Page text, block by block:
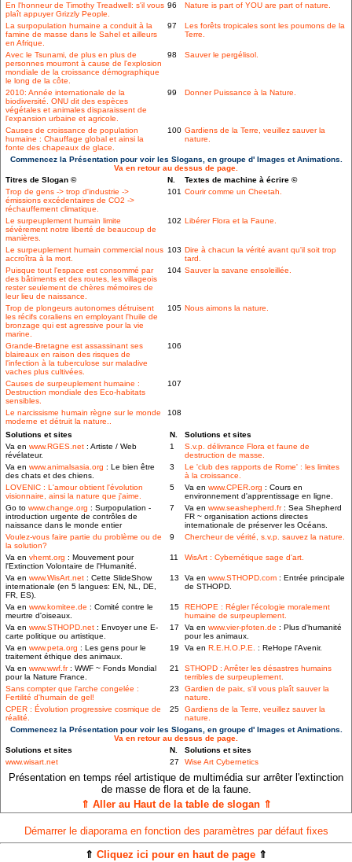
En l'honneur de Timothy Treadwell: s'il vous
plaît appuyer Grizzly People.
96 Nature is part of YOU are part of nature.
La surpopulation humaine a conduit à la
famine de masse dans le Sahel et ailleurs
en Afrique.
97
Les forêts tropicales sont les poumons de la
Terre.
Avec le Tsunami, de plus en plus de
personnes mourront à cause de l'explosion
mondiale de la croissance démographique
le long de la côte.
98 Sauver le pergélisol.
2010: Année internationale de la
biodiversité. ONU dit des espèces
végétales et animales disparaissent de
l'expansion urbaine et agricole.
99 Donner Puissance à la Nature.
Causes de croissance de population
humaine : Chauffage global et ainsi la
fonte des chapeaux de glace.
100 Gardiens de la Terre, veuillez sauver la
nature.
Commencez la Présentation pour voir les Slogans, en groupe d' Images et Animations.
Va en retour au dessus de page.
Titres de Slogan ©
N.
Textes de machine à écrire ©
Trop de gens -> trop d'industrie ->
émissions excédentaires de CO2 ->
réchauffement climatique.
101 Courir comme un Cheetah.
Le surpeuplement humain limite
sévèrement notre liberté de beaucoup de
manières.
102 Libérer Flora et la Faune.
Le surpeuplement humain commercial nous
accroîtra à la mort.
103 Dire à chacun la vérité avant qu'il soit trop
tard.
Puisque tout l'espace est consommé par
des bâtiments et des routes, les villageois
rester seulement de chères mémoires de
leur lieu de naissance.
104 Sauver la savane ensoleillée.
Trop de plongeurs autonomes détruisent
les récifs coraliens en employant l'huile de
bronzage qui est agressive pour la vie
marine.
105 Nous aimons la nature.
Grande-Bretagne est assassinant ses
blaireaux en raison des risques de
l'infection à la tuberculose sur maladive
vaches plus cultivées.
106
Causes de surpeuplement humaine :
Destruction mondiale des Eco-habitats
sensibles.
107
Le narcissisme humain règne sur le monde
moderne et détruit la nature..
108
Solutions et sites N.
Solutions et sites
Va en www.RGES.net : Artiste / Web
révélateur.
1
S.v.p. délivrance Flora et faune de
destruction de masse.
Va en www.animalsasia.org : Le bien être
des chats et des chiens.
3
Le 'club des rapports de Rome' : les limites
à la croissance.
LOVENIC : L'amour obtient l'évolution
visionnaire, ainsi la nature que j'aime.
5 Va en www.CPER.org : Cours en
environnement d'apprentissage en ligne.
Go to www.change.org : Surpopulation -
introduction urgente de contrôles de
naissance dans le monde entier
7 Va en www.seashepherd.fr: Sea Shepherd
FR ~ organisation actions directes
internationale de préserver les Océans.
Voulez-vous faire partie du problème ou de
la solution?
9 Chercheur de vérité, s.v.p. sauvez la nature.
Va en vhemt.org : Mouvement pour
l'Extinction Volontaire de l'Humanité.
11 WisArt : Cybernétique sage d'art.
Va en www.WisArt.net : Cette SlideShow
internationale (en 5 langues: EN, NL, DE,
FR, ES).
13 Va en www.STHOPD.com : Entrée principale
de STHOPD.
Va en www.komitee.de : Comité contre le
meurtre d'oiseaux.
15
REHOPE : Régler l'écologie moralement
humaine de surpeuplement.
Va en www.STHOPD.net : Envoyer une E-
carte politique ou artistique.
17 Va en www.vier-pfoten.de : Plus d'humanité
pour les animaux.
Va en www.peta.org : Les gens pour le
traitement éthique des animaux.
19 Va en R.E.H.O.P.E. : ReHope l'Avenir.
Va en www.wwf.fr: WWF ~ Fonds Mondial
pour la Nature France.
21
STHOPD : Arrêter les désastres humains
terribles de surpeuplement.
Sans compter que l'arche congelée :
Fertilité d'humain de gel!
23
Gardien de paix, s'il vous plaît sauver la
nature.
CPER : Évolution progressive cosmique de
réalité.
25
Gardiens de la Terre, veuillez sauver la
nature.
Commencez la Présentation pour voir les Slogans, en groupe d' Images et Animations.
Va en retour au dessus de page.
Solutions et sites
N.
Solutions et sites
www.wisart.net
27 Wise Art Cybernetics
Présentation en temps réel artistique de multimédia sur arrêter l'extinction
de masse de flora et de la faune.
⇑ Aller au Haut de la table de slogan ⇑
Démarrer le diaporama en fonction des paramètres par défaut fixes
⇑ Cliquez ici pour en haut de page ⇑